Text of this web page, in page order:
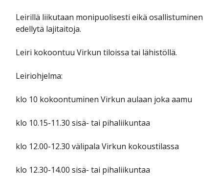
Leirillä liikutaan monipuolisesti eikä osallistuminen
edellytä lajitaitoja.
Leiri kokoontuu Virkun tiloissa tai lähistöllä.
Leiriohjelma:
klo 10 kokoontuminen Virkun aulaan joka aamu
klo 10.15-11.30 sisä- tai pihaliikuntaa
klo 12.00-12.30 välipala Virkun kokoustilassa
klo 12.30-14.00 sisä- tai pihaliikuntaa